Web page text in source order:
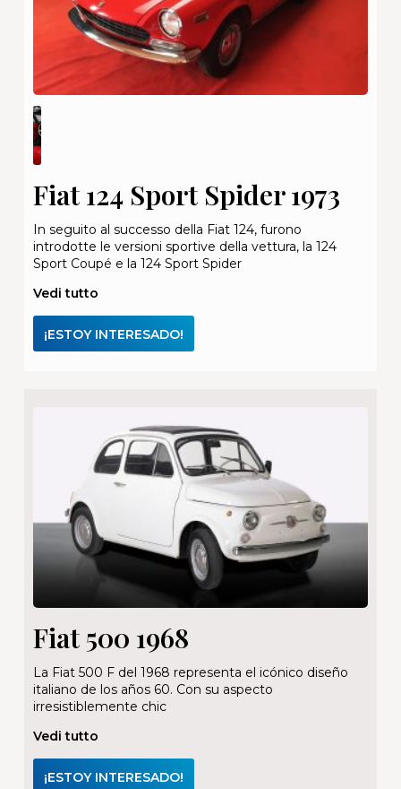
Fiat 124 Sport Spider 1973
In seguito al successo della Fiat 124, furono
introdotte le versioni sportive della vettura, la 124
Sport Coupé e la 124 Sport Spider
Vedi tutto
¡ESTOY INTERESADO!
Fiat 500 1968
La Fiat 500 F del 1968 representa el icónico diseño
italiano de los años 60. Con su aspecto
irresistiblemente chic
Vedi tutto
¡ESTOY INTERESADO!